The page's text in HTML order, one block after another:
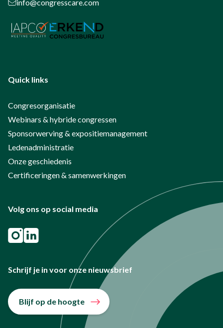
info@congresscare.com
Quick links
Congresorganisatie
Webinars & hybride congressen
Sponsorwerving & expositiemanagement
Ledenadministratie
Onze geschiedenis
Certificeringen & samenwerkingen
Volg ons op social media
Schrijf je in voor onze nieuwsbrief
Blijf op de hoogte